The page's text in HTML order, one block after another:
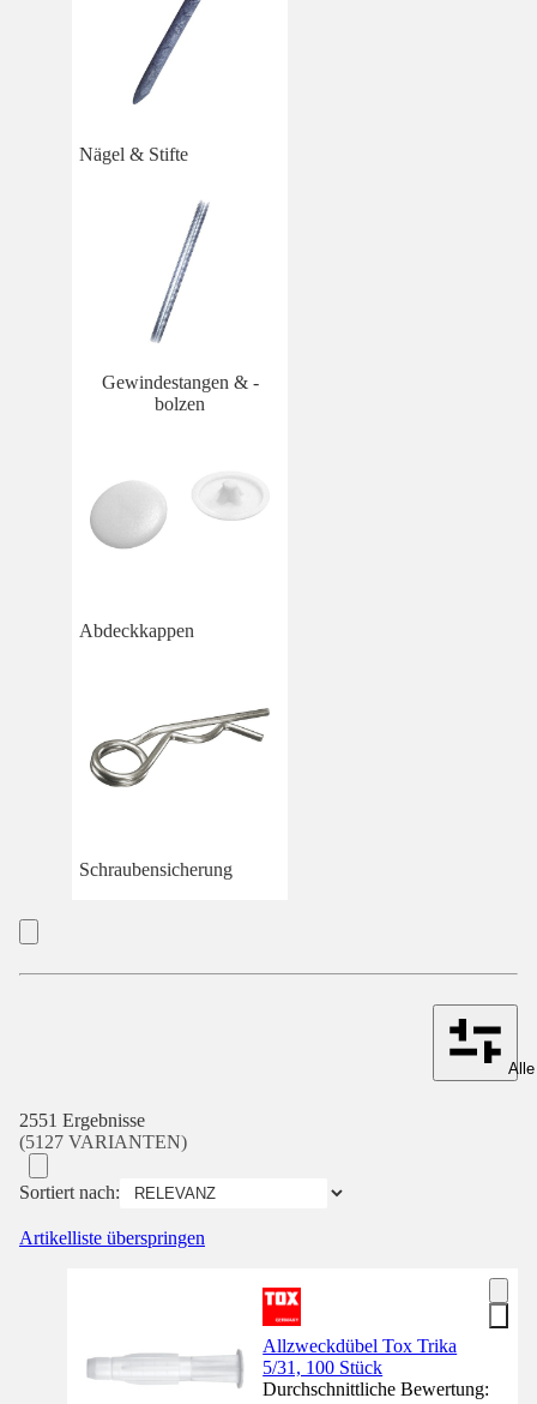
Nägel & Stifte
Gewindestangen & -
bolzen
Abdeckkappen
Schraubensicherung
2551 Ergebnisse
(5127 VARIANTEN)
Sortiert nach:
Artikelliste überspringen
Allzweckdübel Tox Trika
5/31, 100 Stück
Durchschnittliche Bewertung: